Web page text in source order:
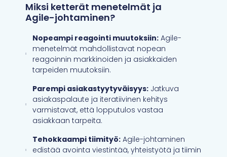
Miksi ketterät menetelmät ja
Agile-johtaminen?
Nopeampi reagointi muutoksiin: Agile-
menetelmät mahdollistavat nopean
reagoinnin markkinoiden ja asiakkaiden
tarpeiden muutoksiin.
Parempi asiakastyytyväisyys: Jatkuva
asiakaspalaute ja iteratiivinen kehitys
varmistavat, että lopputulos vastaa
asiakkaan tarpeita.
Tehokkaampi tiimityö: Agile-johtaminen
edistää avointa viestintää, yhteistyötä ja tiimin